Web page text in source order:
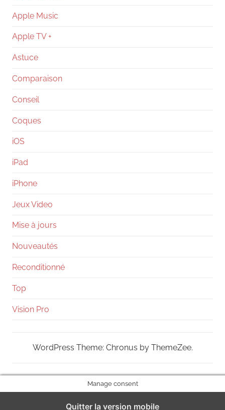
Apple Music
Apple TV +
Astuce
Comparaison
Conseil
Coques
iOS
iPad
iPhone
Jeux Video
Mise à jours
Nouveautés
Reconditionné
Top
Vision Pro
WordPress Theme: Chronus by ThemeZee.
Manage consent
Quitter la version mobile